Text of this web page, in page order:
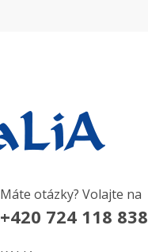
Máte otázky? Volajte na
+420 724 118 838